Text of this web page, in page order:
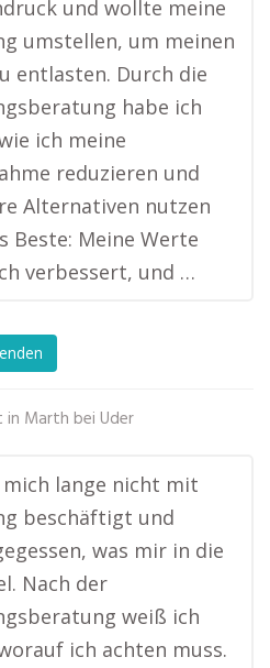
und wollte meine
umstellen, um meinen
entlasten. Durch die
habe ich
ich meine
reduzieren und
Alternativen nutzen
Beste: Meine Werte
verbessert, und …
in Marth bei Uder
mich lange nicht mit
beschäftigt und
was mir in die
Nach der
weiß ich
ich achten muss.